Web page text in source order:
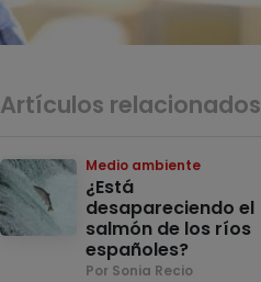
Artículos relacionados
Medio ambiente
¿Está
desapareciendo el
salmón de los ríos
españoles?
Por Sonia Recio